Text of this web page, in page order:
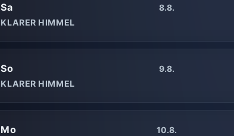
Sa
8.8.
KLARER HIMMEL
So
9.8.
KLARER HIMMEL
Mo
10.8.